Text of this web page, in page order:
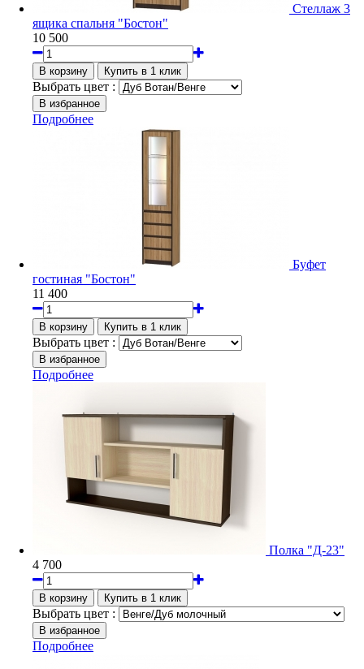
Стеллаж 3
ящика спальня "Бостон"
10 500
Выбрать цвет :
Подробнее
Буфет
гостиная "Бостон"
11 400
Выбрать цвет :
Подробнее
Полка "Д-23"
4 700
Выбрать цвет :
Подробнее